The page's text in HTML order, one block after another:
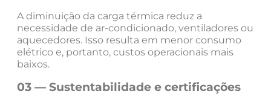
A diminuição da carga térmica reduz a
necessidade de ar-condicionado, ventiladores ou
aquecedores. Isso resulta em menor consumo
elétrico e, portanto, custos operacionais mais
baixos.
03 — Sustentabilidade e certificações